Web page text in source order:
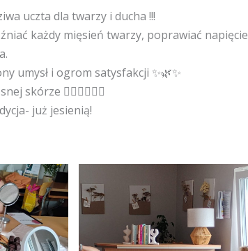
uczta dla twarzy i ducha !!!
każdy mięsień twarzy, poprawiać napięcie
umysł i ogrom satysfakcji ✨🌿✨
skórze 🙋‍♀️🙎‍♀️🙆‍♀️
już jesienią!